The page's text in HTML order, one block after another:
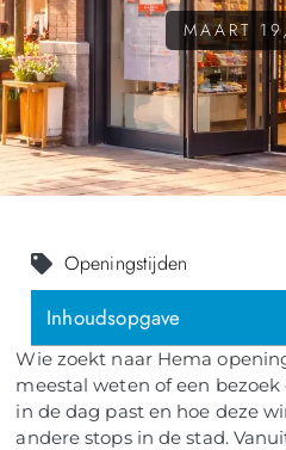
MAART
Wie zoekt naar Hema
meestal weten of een
in de dag past en hoe deze
andere stops in de stad.
Openingstijden
Inhoudsopgave